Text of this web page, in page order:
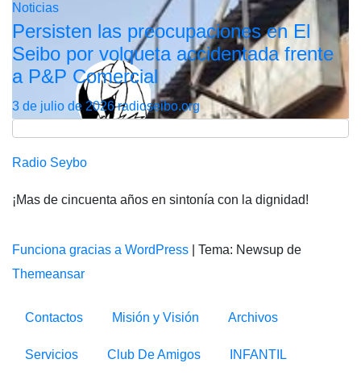
Noticias
Persisten las preocupaciones en El
Seibo por volqueta accidentada frente
a P&P Comercial
3 de julio de 2026radioseibo.org
Radio Seybo
¡Mas de cincuenta años en sintonía con la dignidad!
Funciona gracias a WordPress
Tema: Newsup de
Themeansar
Contactos Misión y Visión Archivos
Servicios Club De Amigos INFANTIL